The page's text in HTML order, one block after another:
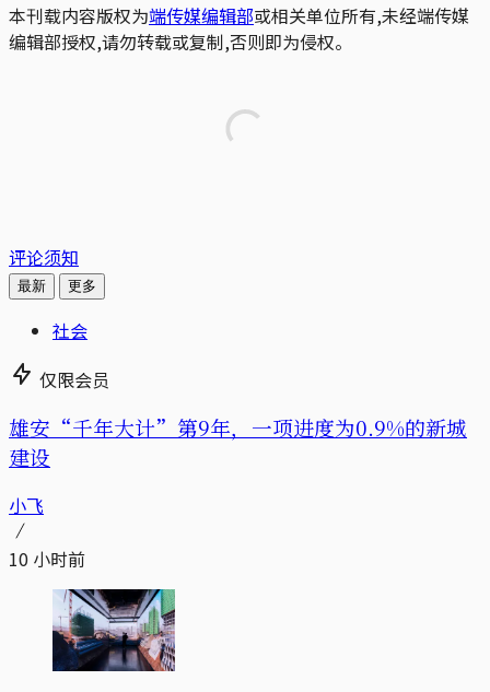
本刊载内容版权为端传媒编辑部或相关单位所有,未经端传媒
编辑部授权,请勿转载或复制,否则即为侵权。
评论须知
最新 更多
社会
仅限会员
雄安“千年大计”第9年，一项进度为0.9%的新城
建设
小飞
10 小时前